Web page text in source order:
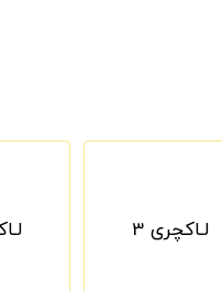
لـاکچری 3